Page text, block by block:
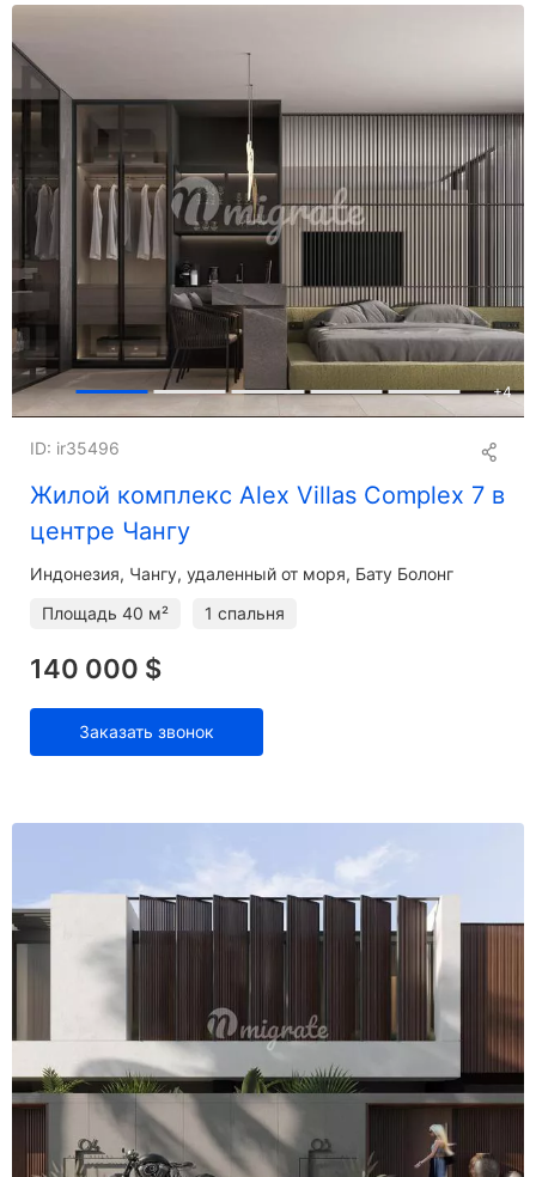
+4
Жилой комплекс Alex Villas Complex 7 в
центре Чангу
ID: ir35496
Индонезия, Чангу, удаленный от моря, Бату Болонг
Площадь 40 м² 1 спальня
140 000 $
Заказать звонок